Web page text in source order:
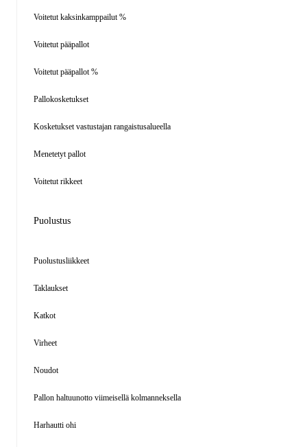
Voitetut kaksinkamppailut %
Voitetut pääpallot
Voitetut pääpallot %
Pallokosketukset
Kosketukset vastustajan rangaistusalueella
Menetetyt pallot
Voitetut rikkeet
Puolustus
Puolustusliikkeet
Taklaukset
Katkot
Virheet
Noudot
Pallon haltuunotto viimeisellä kolmanneksella
Harhautti ohi